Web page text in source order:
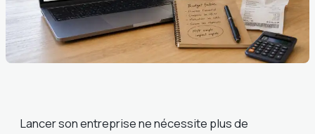
Lancer son entreprise ne nécessite plus de